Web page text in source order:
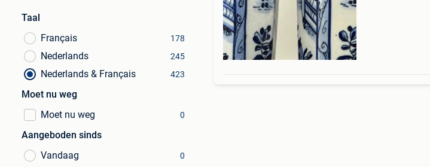
Taal
Français
178
Nederlands 245
Nederlands & Français 423
Moet nu weg
Moet nu weg
0
Aangeboden sinds
Vandaag
0